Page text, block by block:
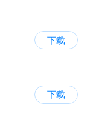
下载
下载